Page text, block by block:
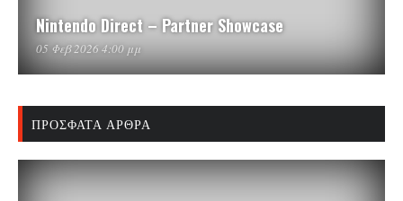
Nintendo Direct – Partner Showcase
05 Φεβ 2026 4:00 μμ
ΠΡΌΣΦΑΤΑ ΆΡΘΡΑ